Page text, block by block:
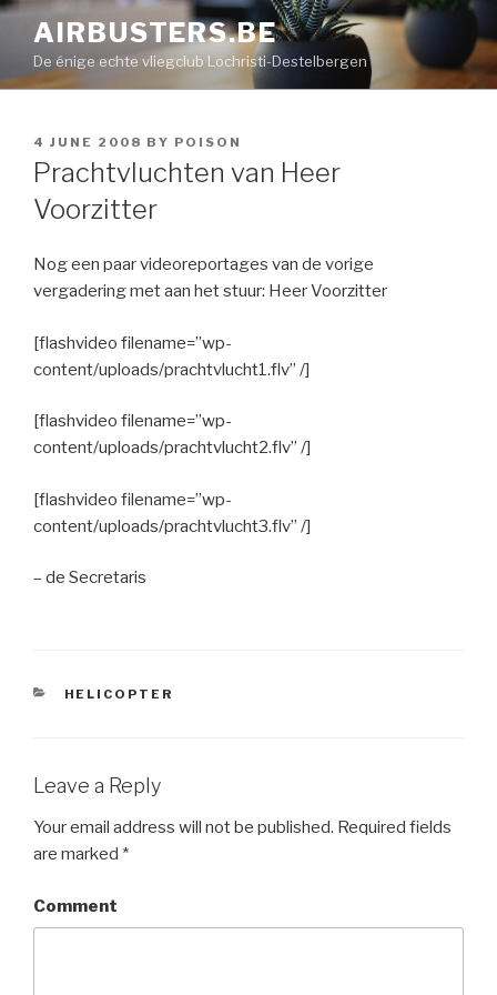
Skip
content
AIRBUSTERS.BE
De énige echte vliegclub Lochristi-Destelbergen
POSTED
ON
4 JUNE 2008 BY POISON
Prachtvluchten van Heer
Voorzitter
Nog een paar videoreportages van de vorige
vergadering met aan het stuur: Heer Voorzitter
[flashvideo filename=”wp-
content/uploads/prachtvlucht1.flv” /]
[flashvideo filename=”wp-
content/uploads/prachtvlucht2.flv” /]
[flashvideo filename=”wp-
content/uploads/prachtvlucht3.flv” /]
– de Secretaris
CATEGORIES
HELICOPTER
Leave a Reply
Your email address will not be published. Required fields
are marked *
Comment